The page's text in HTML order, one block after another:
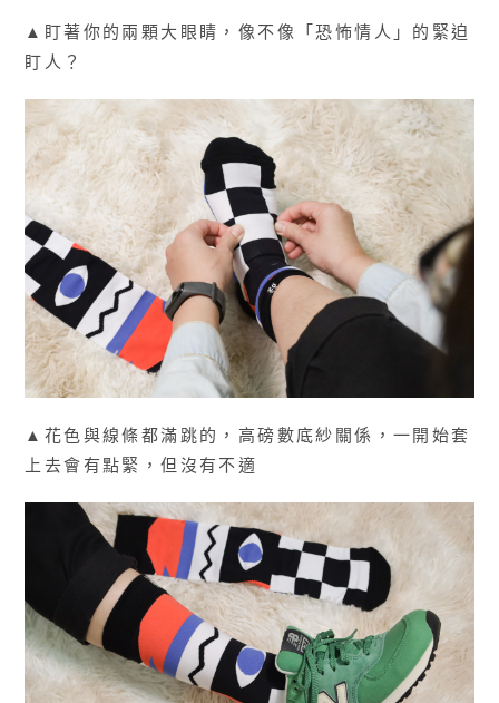
▲盯著你的兩顆大眼睛，像不像「恐怖情人」的緊迫
盯人？
▲花色與線條都滿跳的，高磅數底紗關係，一開始套
上去會有點緊，但沒有不適